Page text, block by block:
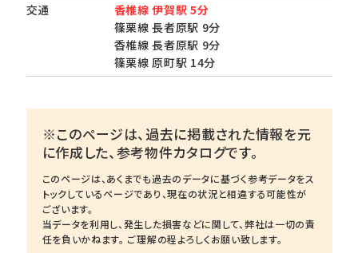
交通
香椎線 伊賀駅 5分
篠栗線 長者原駅 9分
香椎線 長者原駅 9分
篠栗線 原町駅 14分
※このページは、過去に掲載された情報を元
に作成した、参考物件カタログです。
このページは、あくまでも過去のデータに基づく参考データをス
トックしているページであり、現在の状況と相違する可能性が
ございます。
当データを利用し、発生した損害などに関して、弊社は一切の責
任を負いかねます。 ご理解の程よろしくお願い致します。